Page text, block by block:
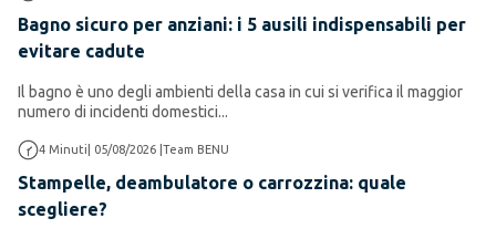
Bagno sicuro per anziani: i 5 ausili indispensabili per
evitare cadute
Il bagno è uno degli ambienti della casa in cui si verifica il maggior
numero di incidenti domestici...
Salute e Benessere
4 Minuti 05/08/2026 Team BENU
Stampelle, deambulatore o carrozzina: quale
scegliere?